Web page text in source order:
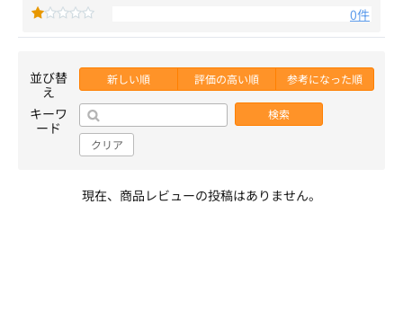
0件
並び替
え
新しい順 評価の高い順 参考になった順
キーワ
ード
検索
クリア
現在、商品レビューの投稿はありません。